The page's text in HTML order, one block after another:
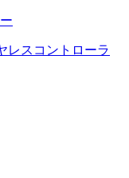
レスコントローラ